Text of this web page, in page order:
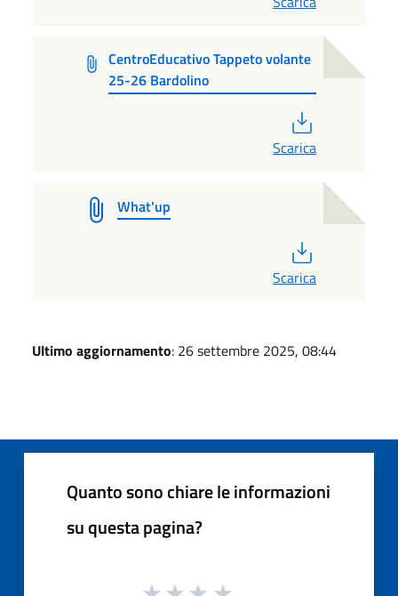
CentroEducativo Tappeto volante
25-26 Bardolino
Scarica
What'up
Scarica
Ultimo aggiornamento: 26 settembre 2025, 08:44
Quanto sono chiare le informazioni
su questa pagina?